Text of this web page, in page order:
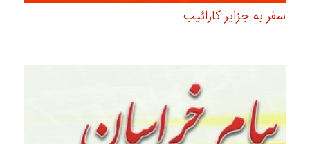
سفر به جزایر کارائیب